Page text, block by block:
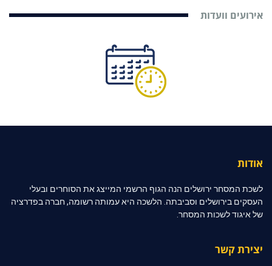
אירועים וועדות
אודות
לשכת המסחר ירושלים הנה הגוף הרשמי המייצג את הסוחרים ובעלי
העסקים בירושלים וסביבתה. הלשכה היא עמותה רשומה, חברה בפדרציה
של איגוד לשכות המסחר.
יצירת קשר